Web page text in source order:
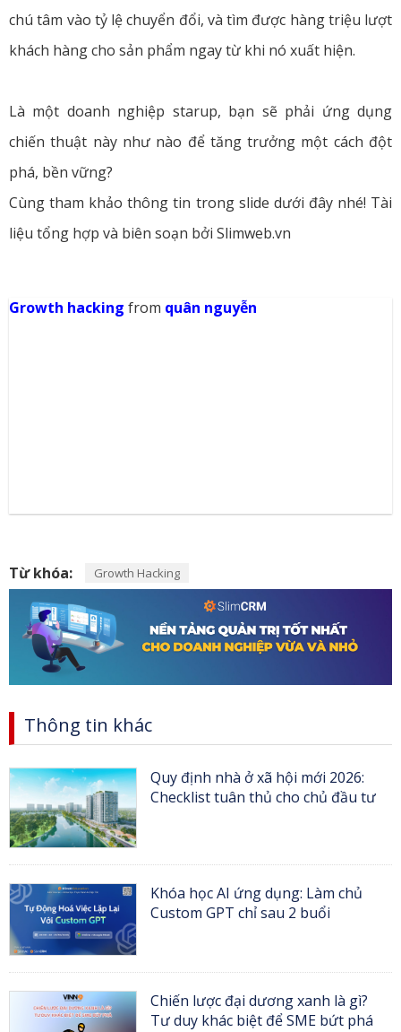
chú tâm vào tỷ lệ chuyển đổi, và tìm được hàng triệu lượt
khách hàng cho sản phẩm ngay từ khi nó xuất hiện.
Là một doanh nghiệp starup, bạn sẽ phải ứng dụng
chiến thuật này như nào để tăng trưởng một cách đột
phá, bền vững?
Cùng tham khảo thông tin trong slide dưới đây nhé! Tài
liệu tổng hợp và biên soạn bởi Slimweb.vn
Growth hacking from quân nguyễn
Từ khóa: Growth Hacking
Thông tin khác
Quy định nhà ở xã hội mới 2026:
Checklist tuân thủ cho chủ đầu tư
Khóa học AI ứng dụng: Làm chủ
Custom GPT chỉ sau 2 buổi
Chiến lược đại dương xanh là gì?
Tư duy khác biệt để SME bứt phá